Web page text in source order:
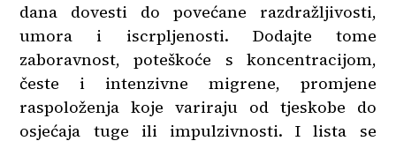
dana dovesti do povećane razdražljivosti,
umora i iscrpljenosti. Dodajte tome
zaboravnost, poteškoće s koncentracijom,
česte i intenzivne migrene, promjene
raspoloženja koje variraju od tjeskobe do
osjećaja tuge ili impulzivnosti. I lista se